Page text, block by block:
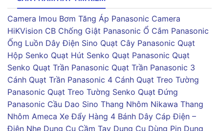
Camera Imou Bơm Tăng Áp Panasonic Camera
HiKVision CB Chống Giật Panasonic Ổ Cắm Panasonic
Ống Luồn Dây Điện Sino Quạt Cây Panasonic Quạt
Hộp Senko Quạt Hút Senko Quạt Panasonic Quạt
Senko Quạt Trần Panasonic Quạt Trần Panasonic 3
Cánh Quạt Trần Panasonic 4 Cánh Quạt Treo Tường
Panasonic Quạt Treo Tường Senko Quạt Đứng
Panasonic Cầu Dao Sino Thang Nhôm Nikawa Thang
Nhôm Ameca Xe Đẩy Hàng 4 Bánh Dây Cáp Điện –
Điện Nhẹ Dụng Cụ Cầm Tay Dụng Cụ Dùng Pin Dụng